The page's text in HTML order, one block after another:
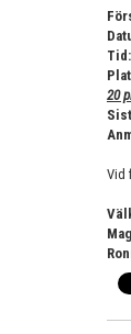
Tid:
20
Vid